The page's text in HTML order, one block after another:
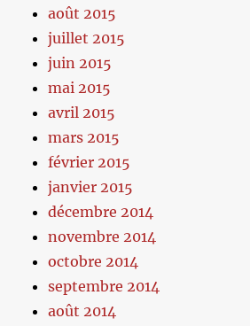
août 2015
juillet 2015
juin 2015
mai 2015
avril 2015
mars 2015
février 2015
janvier 2015
décembre 2014
novembre 2014
octobre 2014
septembre 2014
août 2014